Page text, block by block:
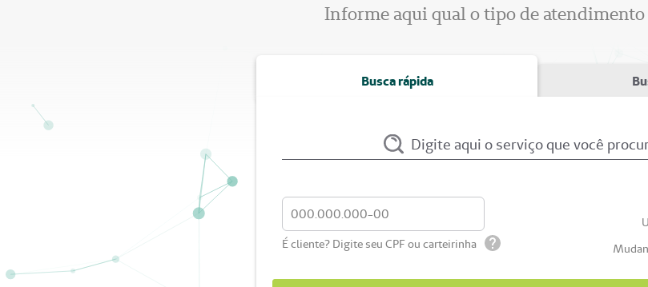
Informe aqui qual o tipo de
Busca rápida
Digite aqui o serviço que você
É cliente? Digite seu CPF ou carteirinha